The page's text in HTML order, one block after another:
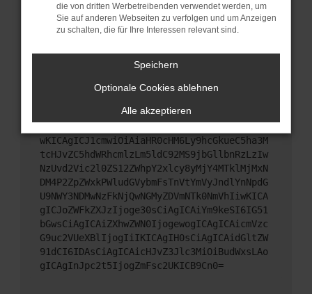
Wende dich an den Webseitenbetreiber.
Wenn du alle oben genannten Schritte versucht
hast, kontaktiere uns bitte. Wir werden versuchen,
das Problem zu beheben. Du kannst uns diesen
Text schicken, um uns bei der Fehlersuche zu
unterstützen:
ewogICJuYW1lIjogIk5ldHdvcmtFcnJvciIsCiAgI
mNvbmZpZyI6IHsKICAgICJtZXRob2QiOiAiR0VUIi
wKICAgICJ1cmwiOiAiaHR0cHM6Ly9hcGkueC5ha3M
tcHJvZC5hdWRhcmlzLm5ldC92MS9jbGllbnRzLzIw
NzUvd2Vic2l0ZS12ZWhpY2xlcy8yMjY4MTklMjMxN
DM4P2ZpZWxkPWludGVybmFsTnVtYmVyJndlYnNpdG
U9NWY3NDMwNzFkNjQwNGMyZDVmNTk0NmVhIiwKICA
gICJoZWFkZXJzIjoge30sCiAgICAiYm9keSI6IG51
bGwsCiAgICAiZXhwZWN0IjogewogICAgICAicmVzc
G9uc2VUeXBlIjogIiIKICAgIH0sCiAgICAidGltZW
91dCI6IDAsCiAgICAicHJvZ3Jlc3MiOiBudWxsLAo
gICAgInJpc2t5IjogZmFsc2UKICB9Cn0=
die von dritten Werbetreibenden verwendet werden, um
Sie auf anderen Webseiten zu verfolgen und um Anzeigen
zu schalten, die für Ihre Interessen relevant sind.
Speichern
Optionale Cookies ablehnen
Alle akzeptieren